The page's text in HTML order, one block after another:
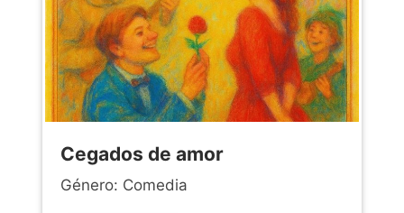
Cegados de amor
Género: Comedia